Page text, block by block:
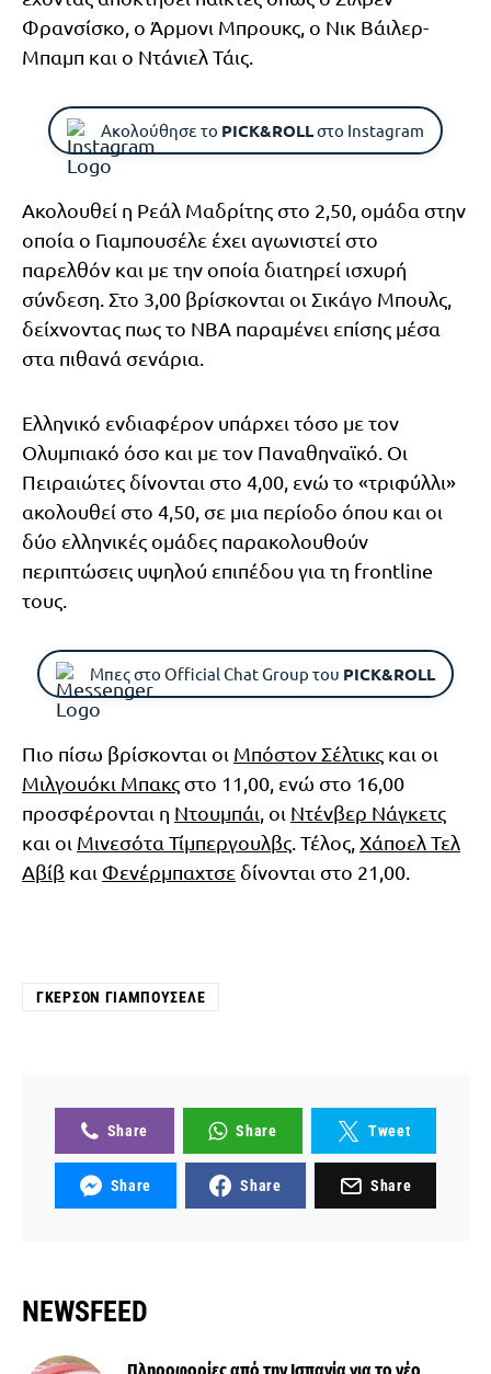
Φρανσίσκο, ο Άρμονι Μπρουκς, ο Νικ Βάιλερ-
Μπαμπ και ο Ντάνιελ Τάις.
Ακολούθησε το PICK&ROLLστο Instagram
Ακολουθεί η Ρεάλ Μαδρίτης στο 2,50, ομάδα στην
οποία ο Γιαμπουσέλε έχει αγωνιστεί στο
παρελθόν και με την οποία διατηρεί ισχυρή
σύνδεση. Στο 3,00 βρίσκονται οι Σικάγο Μπουλς,
δείχνοντας πως το NBA παραμένει επίσης μέσα
στα πιθανά σενάρια.
Ελληνικό ενδιαφέρον υπάρχει τόσο με τον
Ολυμπιακό όσο και με τον Παναθηναϊκό. Οι
Πειραιώτες δίνονται στο 4,00, ενώ το «τριφύλλι»
ακολουθεί στο 4,50, σε μια περίοδο όπου και οι
δύο ελληνικές ομάδες παρακολουθούν
περιπτώσεις υψηλού επιπέδου για τη frontline
τους.
Μπες στο Official Chat Group του PICK&ROLL
Πιο πίσω βρίσκονται οι Μπόστον Σέλτικς και οι
Μιλγουόκι Μπακς στο 11,00, ενώ στο 16,00
προσφέρονται η Ντουμπάι , οι Ντένβερ Νάγκετς
και οι Μινεσότα Τίμπεργουλβς . Τέλος, Χάποελ Τελ
Αβίβ και Φενέρμπαχτσε δίνονται στο 21,00.
ΓΚΕΡΣΌΝ ΓΙΑΜΠΟΥΣΈΛΕ
Share Share Tweet
Share Share Share
NEWSFEED